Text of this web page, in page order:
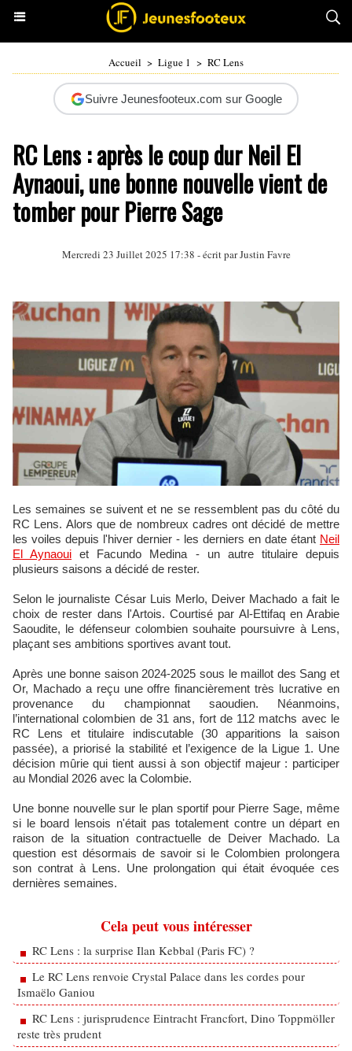
Accueil > Ligue 1 > RC Lens
Suivre Jeunesfooteux.com sur Google
RC Lens : après le coup dur Neil El
Aynaoui, une bonne nouvelle vient de
tomber pour Pierre Sage
Mercredi 23 Juillet 2025 17:38 - écrit parJustin Favre
Les semaines se suivent et ne se ressemblent pas du côté du
RC Lens. Alors que de nombreux cadres ont décidé de mettre
les voiles depuis l'hiver dernier - les derniers en date étant Neil
El Aynaoui et Facundo Medina - un autre titulaire depuis
plusieurs saisons a décidé de rester.
Selon le journaliste César Luis Merlo, Deiver Machado a fait le
choix de rester dans l'Artois. Courtisé par Al-Ettifaq en Arabie
Saoudite, le défenseur colombien souhaite poursuivre à Lens,
plaçant ses ambitions sportives avant tout.
Après une bonne saison 2024-2025 sous le maillot des Sang et
Or, Machado a reçu une offre financièrement très lucrative en
provenance du championnat saoudien. Néanmoins,
l’international colombien de 31 ans, fort de 112 matchs avec le
RC Lens et titulaire indiscutable (30 apparitions la saison
passée), a priorisé la stabilité et l’exigence de la Ligue 1. Une
décision mûrie qui tient aussi à son objectif majeur : participer
au Mondial 2026 avec la Colombie.
Une bonne nouvelle sur le plan sportif pour Pierre Sage, même
si le board lensois n'était pas totalement contre un départ en
raison de la situation contractuelle de Deiver Machado. La
question est désormais de savoir si le Colombien prolongera
son contrat à Lens. Une prolongation qui était évoquée ces
dernières semaines.
Cela peut vous intéresser
RC Lens : la surprise Ilan Kebbal (Paris FC) ?
Le RC Lens renvoie Crystal Palace dans les cordes pour
Ismaëlo Ganiou
RC Lens : jurisprudence Eintracht Francfort, Dino Toppmöller
reste très prudent